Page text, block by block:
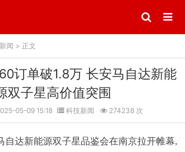
闻 > 正文
订单破1.8万 长安马自达新能
双子星高价值突围
05-09 15:18 科技新闻 274238 次
自达新能源双子星品鉴会在南京拉开帷幕,